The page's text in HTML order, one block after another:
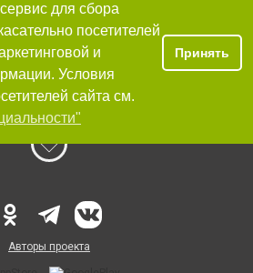
для сбора
посетителей
и
Условия
сайта см.
Принять
Авторы проекта